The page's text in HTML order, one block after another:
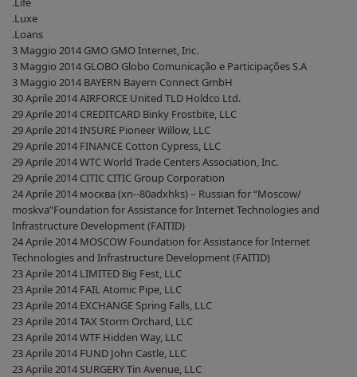
.Luxe
.Loans
3 Maggio 2014 GMO GMO Internet, Inc.
3 Maggio 2014 GLOBO Globo Comunicação e Participações S.A
3 Maggio 2014 BAYERN Bayern Connect GmbH
30 Aprile 2014 AIRFORCE United TLD Holdco Ltd.
29 Aprile 2014 CREDITCARD Binky Frostbite, LLC
29 Aprile 2014 INSURE Pioneer Willow, LLC
29 Aprile 2014 FINANCE Cotton Cypress, LLC
29 Aprile 2014 WTC World Trade Centers Association, Inc.
29 Aprile 2014 CITIC CITIC Group Corporation
24 Aprile 2014 москва (xn--80adxhks) – Russian for “Moscow/
moskva”Foundation for Assistance for Internet Technologies and
Infrastructure Development (FAITID)
24 Aprile 2014 MOSCOW Foundation for Assistance for Internet
Technologies and Infrastructure Development (FAITID)
23 Aprile 2014 LIMITED Big Fest, LLC
23 Aprile 2014 FAIL Atomic Pipe, LLC
23 Aprile 2014 EXCHANGE Spring Falls, LLC
23 Aprile 2014 TAX Storm Orchard, LLC
23 Aprile 2014 WTF Hidden Way, LLC
23 Aprile 2014 FUND John Castle, LLC
23 Aprile 2014 SURGERY Tin Avenue, LLC